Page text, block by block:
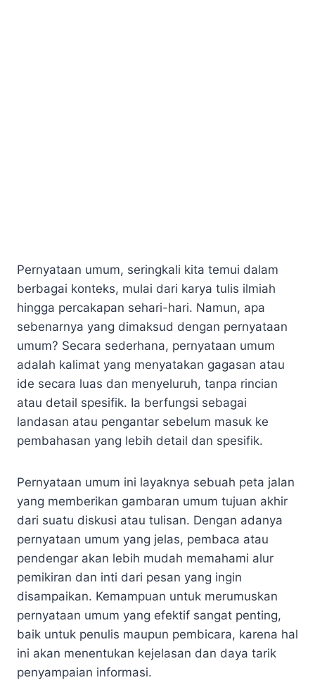
Pernyataan umum, seringkali kita temui dalam
berbagai konteks, mulai dari karya tulis ilmiah
hingga percakapan sehari-hari. Namun, apa
sebenarnya yang dimaksud dengan pernyataan
umum? Secara sederhana, pernyataan umum
adalah kalimat yang menyatakan gagasan atau
ide secara luas dan menyeluruh, tanpa rincian
atau detail spesifik. Ia berfungsi sebagai
landasan atau pengantar sebelum masuk ke
pembahasan yang lebih detail dan spesifik.
Pernyataan umum ini layaknya sebuah peta jalan
yang memberikan gambaran umum tujuan akhir
dari suatu diskusi atau tulisan. Dengan adanya
pernyataan umum yang jelas, pembaca atau
pendengar akan lebih mudah memahami alur
pemikiran dan inti dari pesan yang ingin
disampaikan. Kemampuan untuk merumuskan
pernyataan umum yang efektif sangat penting,
baik untuk penulis maupun pembicara, karena hal
ini akan menentukan kejelasan dan daya tarik
penyampaian informasi.